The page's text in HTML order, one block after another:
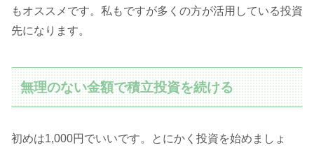
もオススメです。私もですが多くの方が活用している投資
先になります。
無理のない金額で積立投資を続ける
初めは1,000円でいいです。とにかく投資を始めましょ